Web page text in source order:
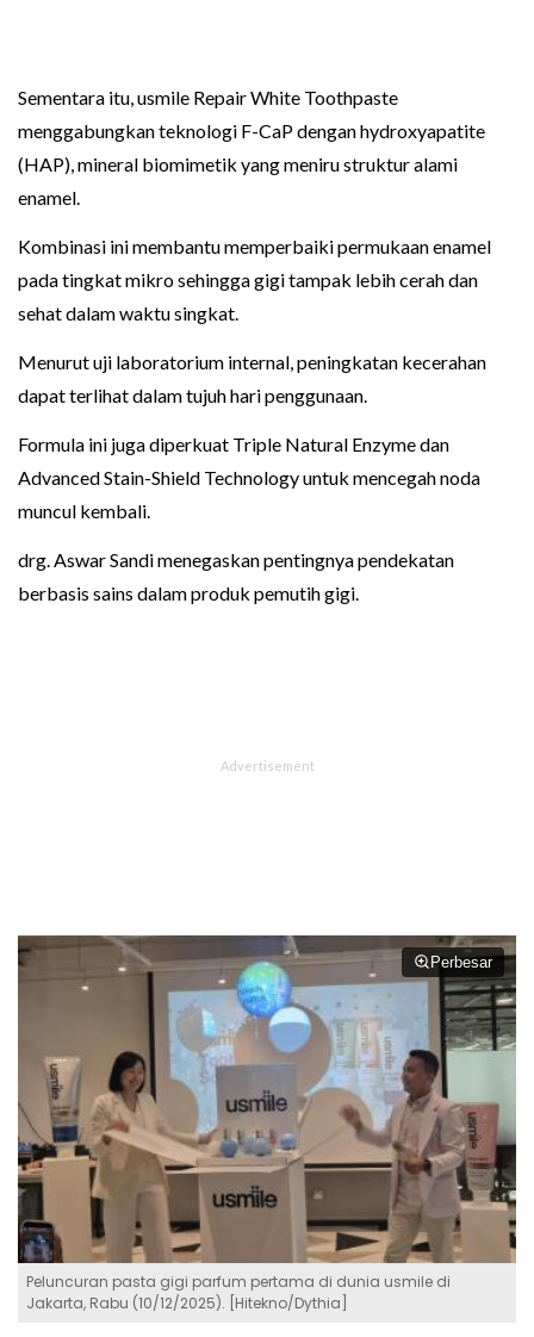
Sementara itu, usmile Repair White Toothpaste
menggabungkan teknologi F-CaP dengan hydroxyapatite
(HAP), mineral biomimetik yang meniru struktur alami
enamel.
Kombinasi ini membantu memperbaiki permukaan enamel
pada tingkat mikro sehingga gigi tampak lebih cerah dan
sehat dalam waktu singkat.
Menurut uji laboratorium internal, peningkatan kecerahan
dapat terlihat dalam tujuh hari penggunaan.
Formula ini juga diperkuat Triple Natural Enzyme dan
Advanced Stain-Shield Technology untuk mencegah noda
muncul kembali.
drg. Aswar Sandi menegaskan pentingnya pendekatan
berbasis sains dalam produk pemutih gigi.
Perbesar
Peluncuran pasta gigi parfum pertama di dunia usmile di
Jakarta, Rabu (10/12/2025). [Hitekno/Dythia]